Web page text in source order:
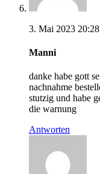
3. Mai 2023 20:28
Manni
danke habe gott
nachnahme
stutzig und habe
die warnung
Antworten